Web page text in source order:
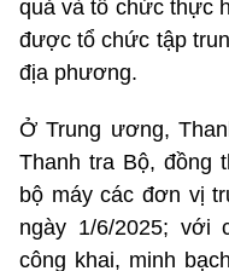
quả và tổ chức thực
được tổ chức tập
địa phương.
Ở Trung ương,
Thanh tra Bộ, đồng
bộ máy các đơn vị
ngày 1/6/2025; với
công khai, minh